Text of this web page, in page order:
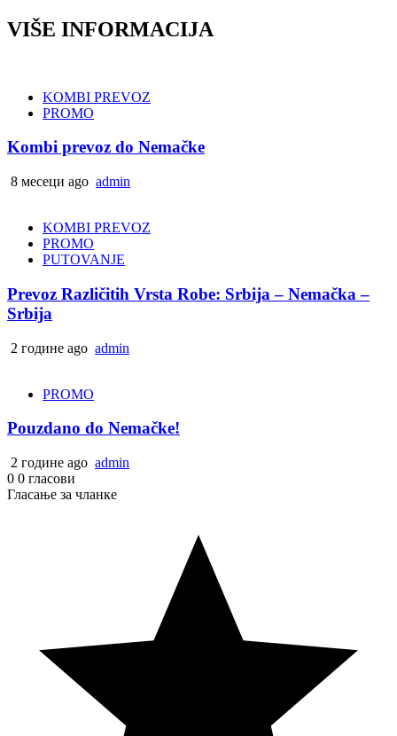
VIŠE INFORMACIJA
KOMBI PREVOZ
PROMO
Kombi prevoz do Nemačke
8 месеци ago admin
KOMBI PREVOZ
PROMO
PUTOVANJE
Prevoz Različitih Vrsta Robe: Srbija – Nemačka –
Srbija
2 године ago admin
PROMO
Pouzdano do Nemačke!
2 године ago admin
0 0 гласови
Гласање за чланке